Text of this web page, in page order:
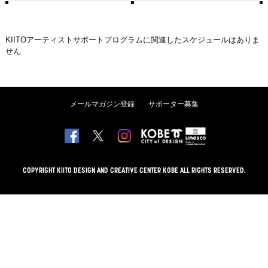
KIITOアーティストサポートプログラムに関連したスケジュールはありま
せん
メールマガジン登録 サポーター募集
COPYRIGHT KIITO DESIGN AND CREATIVE CENTER KOBE ALL RIGHTS RESERVED.